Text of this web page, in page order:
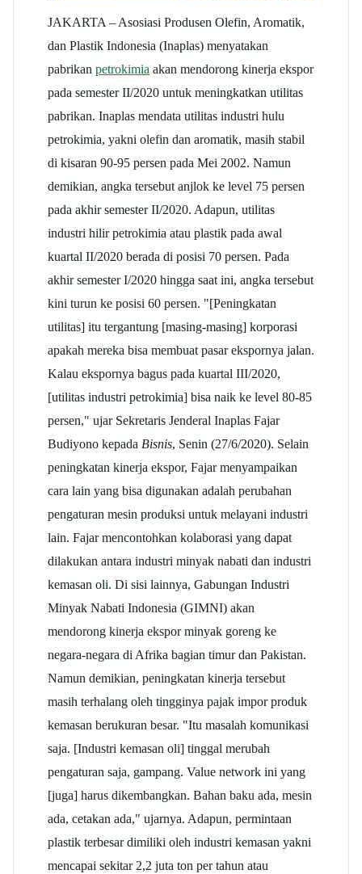
JAKARTA – Asosiasi Produsen Olefin, Aromatik,
dan Plastik Indonesia (Inaplas) menyatakan
pabrikan petrokimia akan mendorong kinerja ekspor
pada semester II/2020 untuk meningkatkan utilitas
pabrikan. Inaplas mendata utilitas industri hulu
petrokimia, yakni olefin dan aromatik, masih stabil
di kisaran 90-95 persen pada Mei 2002. Namun
demikian, angka tersebut anjlok ke level 75 persen
pada akhir semester II/2020. Adapun, utilitas
industri hilir petrokimia atau plastik pada awal
kuartal II/2020 berada di posisi 70 persen. Pada
akhir semester I/2020 hingga saat ini, angka tersebut
kini turun ke posisi 60 persen. "[Peningkatan
utilitas] itu tergantung [masing-masing] korporasi
apakah mereka bisa membuat pasar ekspornya jalan.
Kalau ekspornya bagus pada kuartal III/2020,
[utilitas industri petrokimia] bisa naik ke level 80-85
persen," ujar Sekretaris Jenderal Inaplas Fajar
Budiyono kepada Bisnis, Senin (27/6/2020). Selain
peningkatan kinerja ekspor, Fajar menyampaikan
cara lain yang bisa digunakan adalah perubahan
pengaturan mesin produksi untuk melayani industri
lain. Fajar mencontohkan kolaborasi yang dapat
dilakukan antara industri minyak nabati dan industri
kemasan oli. Di sisi lainnya, Gabungan Industri
Minyak Nabati Indonesia (GIMNI) akan
mendorong kinerja ekspor minyak goreng ke
negara-negara di Afrika bagian timur dan Pakistan.
Namun demikian, peningkatan kinerja tersebut
masih terhalang oleh tingginya pajak impor produk
kemasan berukuran besar. "Itu masalah komunikasi
saja. [Industri kemasan oli] tinggal merubah
pengaturan saja, gampang. Value network ini yang
[juga] harus dikembangkan. Bahan baku ada, mesin
ada, cetakan ada," ujarnya. Adapun, permintaan
plastik terbesar dimiliki oleh industri kemasan yakni
mencapai sekitar 2,2 juta ton per tahun atau